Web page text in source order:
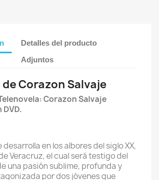
Detalles del producto
Adjuntos
Corazon Salvaje
Corazon Salvaje
desarrolla en los albores del siglo XX,
Veracruz, el cual será testigo del
una pasión sublime, profunda y
por dos jóvenes que